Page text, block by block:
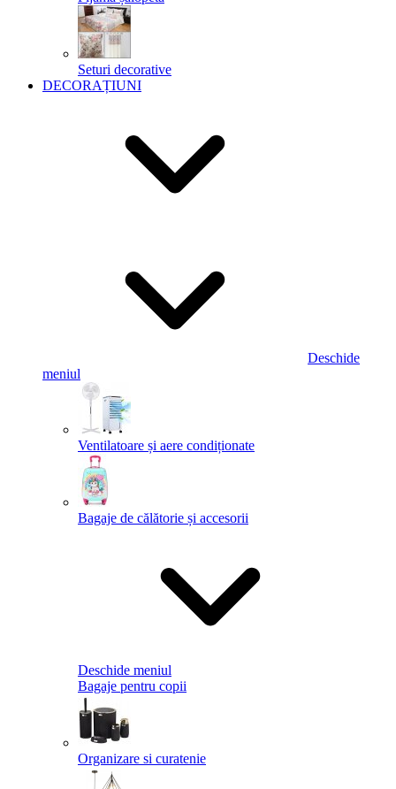
Seturi decorative
DECORAȚIUNI
Deschide
meniul
Ventilatoare și aere condiționate
Bagaje de călătorie și accesorii
Deschide meniul
Bagaje pentru copii
Organizare si curatenie